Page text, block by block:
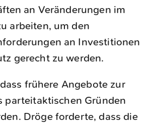
an Veränderungen im
arbeiten, um den
an Investitionen
gerecht zu werden.
frühere Angebote zur
parteitaktischen Gründen
Dröge forderte, dass die